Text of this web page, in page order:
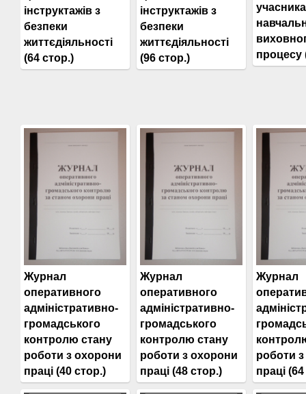
інструктажів з
безпеки
життєдіяльності
(64 стор.)
інструктажів з
безпеки
життєдіяльності
(96 стор.)
процесу
Журнал
оперативного
адміністративно-
громадського
контролю стану
роботи з охорони
праці (40 стор.)
Журнал
оперативного
адміністративно-
громадського
контролю стану
роботи з охорони
праці (48 стор.)
Журнал
роботи
праці